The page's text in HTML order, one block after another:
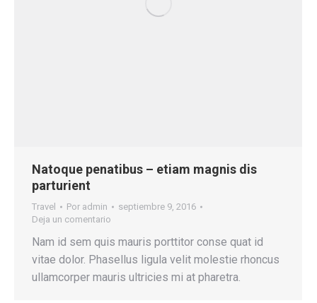
Natoque penatibus – etiam magnis dis
parturient
Travel Por admin
septiembre 9, 2016
Deja un comentario
Nam id sem quis mauris porttitor conse quat id
vitae dolor. Phasellus ligula velit molestie rhoncus
ullamcorper mauris ultricies mi at pharetra.